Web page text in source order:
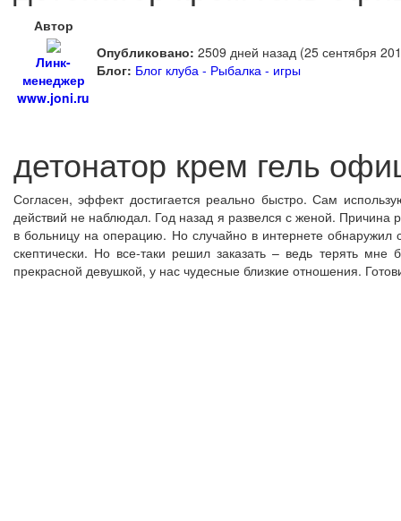
Автор
Линк-
менеджер
www.joni.ru
Опубликовано: 2509 дней назад (25 сентября
Блог: Блог клуба - Рыбалка - игры
детонатор крем гель
Согласен, эффект достигается реально быстро. Сам
действий не наблюдал. Год назад я развелся с женой.
в больницу на операцию. Но случайно в интернете обнаружил
скептически. Но все-таки решил заказать – ведь терять
прекрасной девушкой, у нас чудесные близкие отношения.